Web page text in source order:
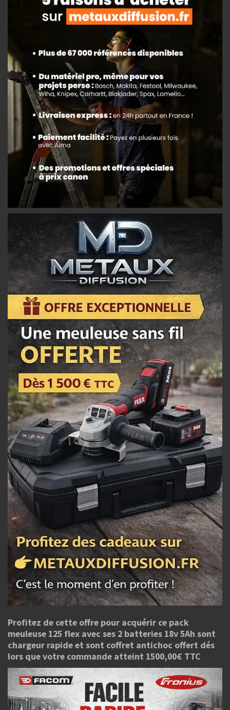
Profitez de cette offre pour acquérir ce pack
meuleuse 125 flex avec ses 2 batteries 18v 5Ah sont
chargeur rapide et sont coffret antichoc offert dés
lors que votre commande atteint 1500,00€ TTC